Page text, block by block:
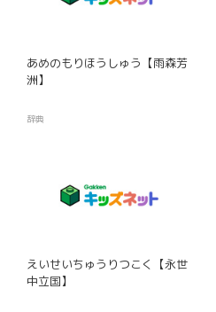
あめのもりほうしゅう【雨森芳
洲】
辞典
えいせいちゅうりつこく【永世
中立国】